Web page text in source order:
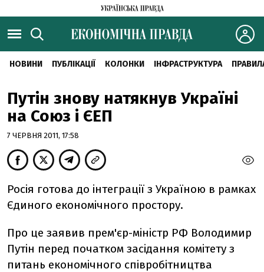
НОВИНИ ПУБЛІКАЦІЇ КОЛОНКИ ІНФРАСТРУКТУРА
Путiн знову натякнув Україні
на Союз i ЄЕП
7 ЧЕРВНЯ 2011, 17:58
Росiя готова до iнтеграцiї з Україною в рамках
Єдиного економiчного простору.
Про це заявив прем'єр-мiнiстр РФ Володимир
Путiн перед початком засiдання комiтету з
питань економiчного спiвробiтництва